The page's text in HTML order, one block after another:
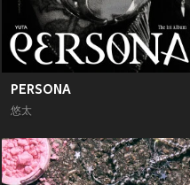
PERSONA
悠太